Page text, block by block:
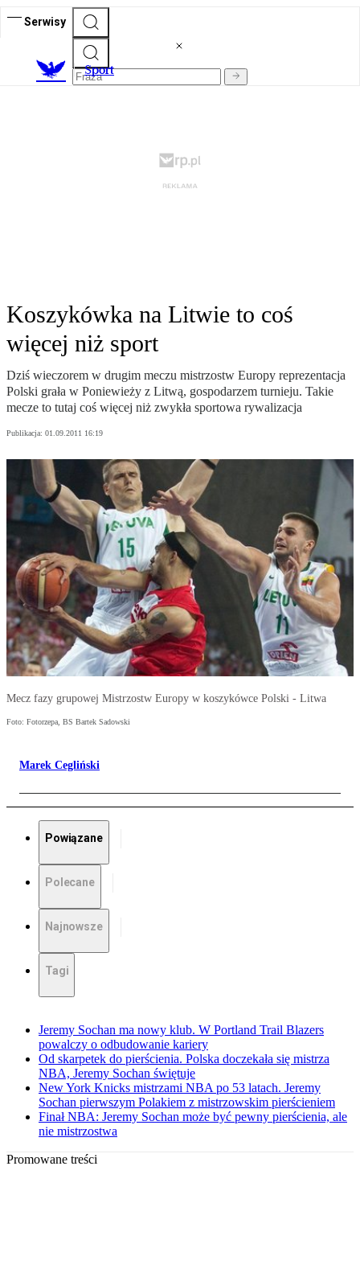
Serwisy
Sport
Koszykówka na Litwie to coś
więcej niż sport
Dziś wieczorem w drugim meczu mistrzostw Europy reprezentacja
Polski grała w Poniewieży z Litwą, gospodarzem turnieju. Takie
mecze to tutaj coś więcej niż zwykła sportowa rywalizacja
Publikacja: 01.09.2011 16:19
Mecz fazy grupowej Mistrzostw Europy w koszykówce Polski - Litwa
Foto: Fotorzepa, BS Bartek Sadowski
Marek Cegliński
Powiązane
Polecane
Najnowsze
Tagi
Jeremy Sochan ma nowy klub. W Portland Trail Blazers
powalczy o odbudowanie kariery
Od skarpetek do pierścienia. Polska doczekała się mistrza
NBA, Jeremy Sochan świętuje
New York Knicks mistrzami NBA po 53 latach. Jeremy
Sochan pierwszym Polakiem z mistrzowskim pierścieniem
Finał NBA: Jeremy Sochan może być pewny pierścienia, ale
nie mistrzostwa
Promowane treści